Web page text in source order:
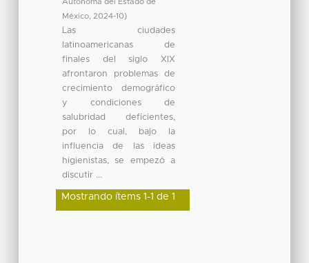
México, 2024-10)
Las ciudades
latinoamericanas de
finales del siglo XIX
afrontaron problemas de
crecimiento demográfico
y condiciones de
salubridad deficientes,
por lo cual, bajo la
influencia de las ideas
higienistas, se empezó a
discutir ...
Mostrando ítems 1-1 de 1